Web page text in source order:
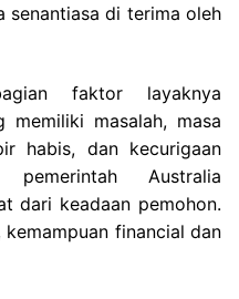
senantiasa di terima oleh
faktor layaknya
memiliki masalah, masa
habis, dan kecurigaan
Australia
dari keadaan pemohon.
financial dan